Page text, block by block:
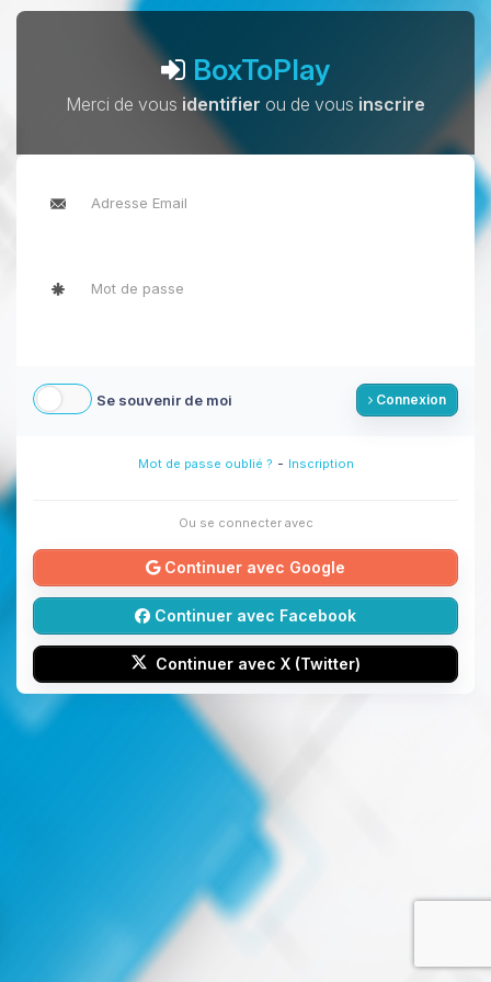
BoxToPlay
Merci de vous identifier ou de vous inscrire
Se souvenir de moi Connexion
Mot de passe oublié ? - Inscription
Ou se connecter avec
Continuer avec Google
Continuer avec Facebook
Continuer avec X (Twitter)